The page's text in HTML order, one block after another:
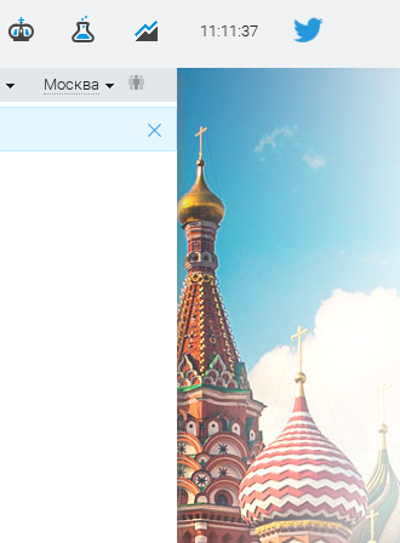
11:11:37
Москва